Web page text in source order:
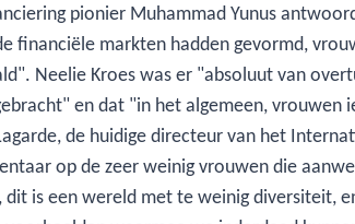
pionier Muhammad Yunus
financiële markten hadden gevormd,
Neelie Kroes was er "absoluut van
en dat "in het algemeen,
de huidige directeur van het
op de zeer weinig vrouwen die
dit is een wereld met te weinig diversiteit,